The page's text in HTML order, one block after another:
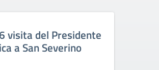
visita del Presidente
a San Severino